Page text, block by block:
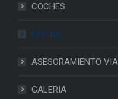
COCHES
MOTOS
ASESORAMIENTO
GALERIA